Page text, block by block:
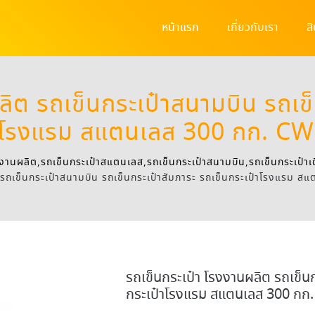
หน้าแรก เกี่ยวกับเรา
ต รถเข็นกระเป๋าสนามบิน รถเ
รงแรม สแตนเลส 300 กก.
านผลิต,รถเข็นกระเป๋าสแตนเลส,รถเข็นกระเป๋าสนามบิน,รถเข็นกระเป๋
ถเข็นกระเป๋าสนามบิน รถเข็นกระเป๋าสัมภาระ รถเข็นกระเป๋าโรงแรม
รถเข็นกระเป๋า โรงงานผลิต รถเข็
กระเป๋าโรงแรม สแตนเลส 300 ก